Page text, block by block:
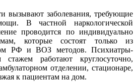
вызывают заболевания, требующие
В частной наркологической
проводится по индивидуально
которые состоят только из
РФ и ВОЗ методов. Психиатры-
работают круглосуточно,
отделении, стационаре,
к пациентам на дом.